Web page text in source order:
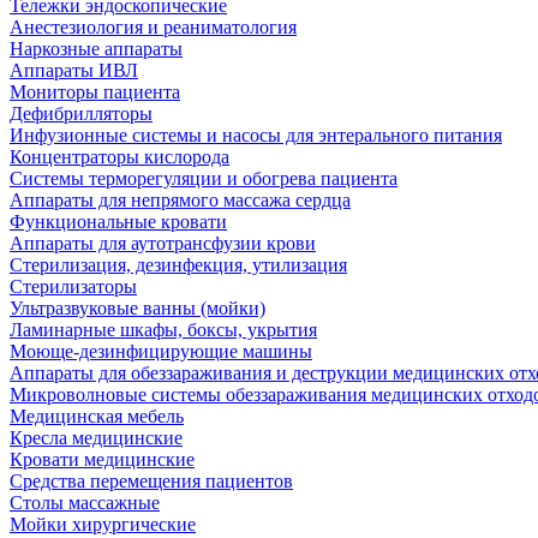
Тележки эндоскопические
Анестезиология и реаниматология
Наркозные аппараты
Аппараты ИВЛ
Мониторы пациента
Дефибрилляторы
Инфузионные системы и насосы для энтерального питания
Концентраторы кислорода
Системы терморегуляции и обогрева пациента
Аппараты для непрямого массажа сердца
Функциональные кровати
Аппараты для аутотрансфузии крови
Стерилизация, дезинфекция, утилизация
Стерилизаторы
Ультразвуковые ванны (мойки)
Ламинарные шкафы, боксы, укрытия
Моюще-дезинфицирующие машины
Аппараты для обеззараживания и деструкции медицинских
Микроволновые системы обеззараживания медицинских
Медицинская мебель
Кресла медицинские
Кровати медицинские
Средства перемещения пациентов
Столы массажные
Мойки хирургические